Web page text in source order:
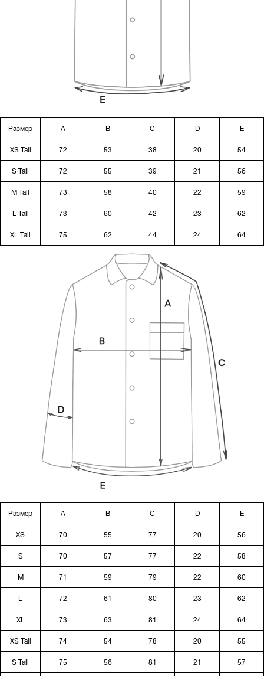
Размер A B C D E
XS Tall 72 53 38 20 54
S Tall 72 55 39 21 56
M Tall 73 58 40 22 59
L Tall 73 60 42 23 62
XL Tall 75 62 44 24 64
Размер A B C D E
XS 70 55 77 20 56
S 70 57 77 22 58
M 71 59 79 22 60
L 72 61 80 23 62
XL 73 63 81 24 64
XS Tall 74 54 78 20 55
S Tall 75 56 81 21 57